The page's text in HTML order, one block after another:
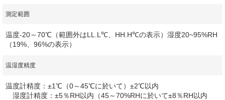
測定範囲
温度-20～70℃（範囲外はLL.L℃、HH.H℃の表示）湿度20~95%RH
（19%、96%の表示）
温湿度精度
温度計精度：±1℃（0～45℃に於いて）±2℃以内
湿度計精度：±5％RH以内（45～70%RHに於いて±8％RH以内